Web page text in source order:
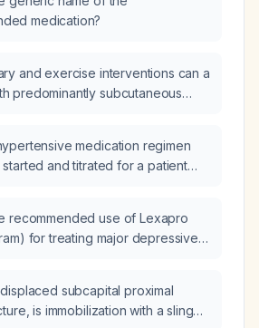
medication?
and exercise interventions can a
predominantly subcutaneous
medication regimen
and titrated for a patient
recommended use of Lexapro
for treating major depressive
subcapital proximal
is immobilization with a sling